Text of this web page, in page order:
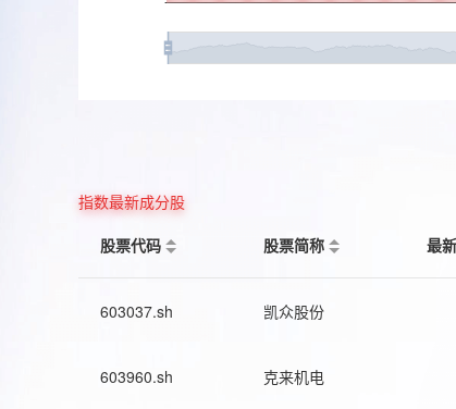
指数最新成分股
股票代码
股票简称 最
603037.sh 凯众股份
603960.sh 克来机电